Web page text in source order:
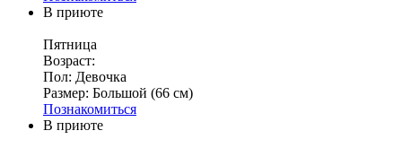
В приюте
Пятница
Возраст:
Пол: Девочка
Размер: Большой (66 см)
Познакомиться
В приюте